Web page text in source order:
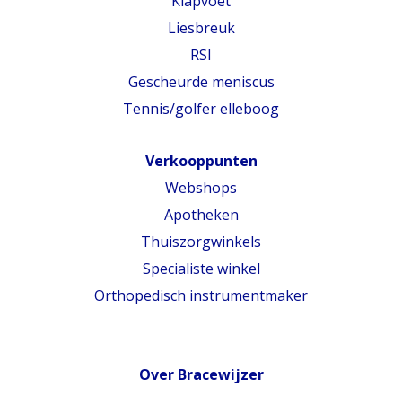
Liesbreuk
RSI
Gescheurde meniscus
Tennis/golfer elleboog
Verkooppunten
Webshops
Apotheken
Thuiszorgwinkels
Specialiste winkel
Orthopedisch instrumentmaker
Over Bracewijzer